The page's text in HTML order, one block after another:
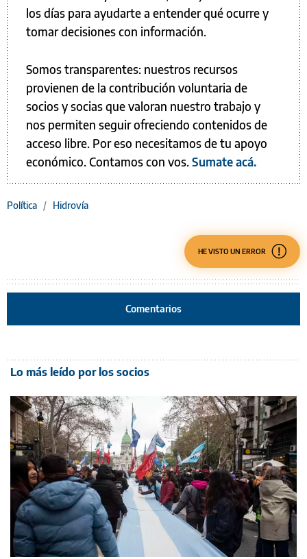
los días para ayudarte a entender qué ocurre y
tomar decisiones con información.
Somos transparentes: nuestros recursos
provienen de la contribución voluntaria de
socios y socias que valoran nuestro trabajo y
nos permiten seguir ofreciendo contenidos de
acceso libre. Por eso necesitamos de tu apoyo
económico. Contamos con vos.Sumate acá.
Política / Hidrovía
HE VISTO UN ERROR
Comentarios
Lo más leído por los socios